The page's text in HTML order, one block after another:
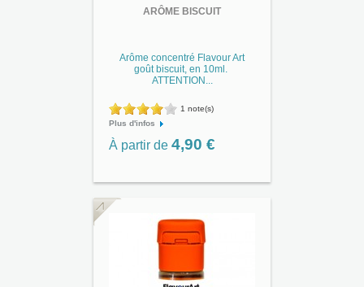
ARÔME BISCUIT
Arôme concentré Flavour Art
goût biscuit, en 10ml.
ATTENTION...
1 note(s)
Plus d'infos
À partir de 4,90 €